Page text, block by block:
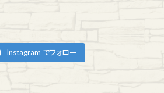
Instagram でフォロー